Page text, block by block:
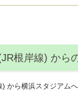
根岸線) から
) から横浜スタジアムへ